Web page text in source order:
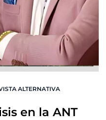
ALTERNATIVA
en la ANT